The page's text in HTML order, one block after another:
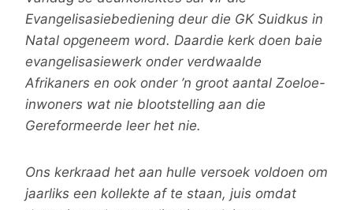
Evangelisasiebediening deur die GK Suidkus in
Natal opgeneem word. Daardie kerk doen baie
evangelisasiewerk onder verdwaalde
Afrikaners en ook onder ’n groot aantal Zoeloe-
inwoners wat nie blootstelling aan die
Gereformeerde leer het nie.
Ons kerkraad het aan hulle versoek voldoen om
jaarliks een kollekte af te staan, juis omdat